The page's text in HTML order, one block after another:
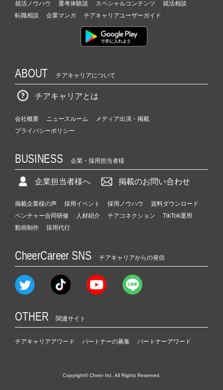
就活ノウハウ 選考体験談 スペシャルコンテンツ
就活相談
転職相談
企業マンガ チアキャリアユーザーガイド
ABOUT チアキャリアについて
チアキャリアとは
会社概要 ニュースルーム
メディア出演・掲載
プライバシーポリシー
BUSINESS 企業・採用担当者様
企業担当者様へ 掲載のお問い合わせ
掲載企業様の声 採用イベント 採用ノウハウ
資料ダウンロード
ベンチャー合同研修
人材紹介 チアコネクション
TikTok運用
動画制作
採用代行
CheerCareer SNS チアキャリアからの発信
OTHER 関連サイト
チアキャリアアワード パートナーの募集 パートナーアワード
Copyright© Cheer Inc. All Rights Reserved.